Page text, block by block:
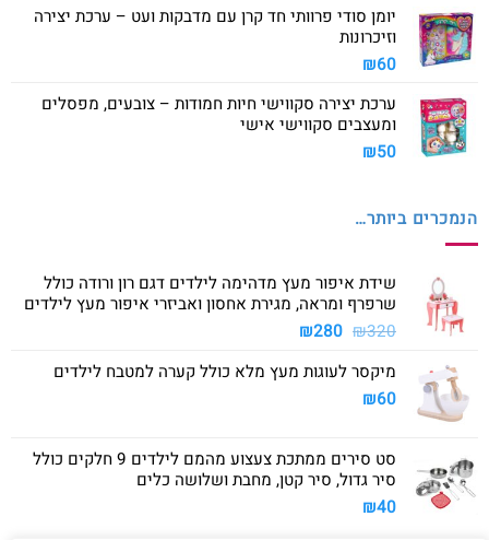
יומן סודי פרוותי חד קרן עם מדבקות ועט – ערכת יצירה
וזיכרונות
₪60
ערכת יצירה סקווישי חיות חמודות – צובעים, מפסלים
ומעצבים סקווישי אישי
₪50
הנמכרים ביותר…
שידת איפור מעץ מדהימה לילדים דגם רון ורודה כולל
שרפרף ומראה, מגירת אחסון ואביזרי איפור מעץ לילדים
₪320
המחיר
היה:
₪280 המחיר
הוא:
מיקסר לעוגות מעץ מלא כולל קערה למטבח לילדים
₪60
סט סירים ממתכת צעצוע מהמם לילדים 9 חלקים כולל
סיר גדול, סיר קטן, מחבת ושלושה כלים
₪40